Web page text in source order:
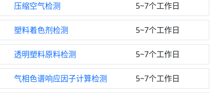
压缩空气检测 5~7个工作日
塑料着色剂检测 5~7个工作日
透明塑料原料检测 5~7个工作日
气相色谱响应因子计算检测 5~7个工作日